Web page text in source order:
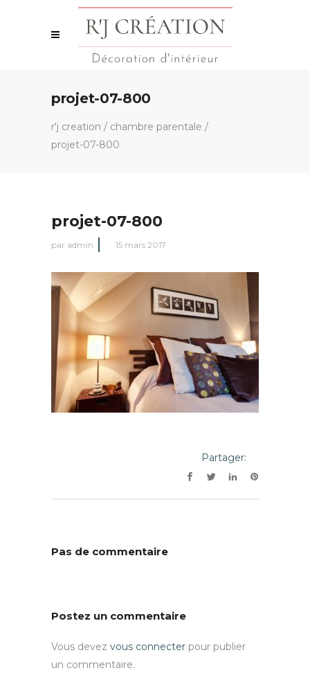
projet-07-800
r'j creation / chambre parentale /
projet-07-800
projet-07-800
par admin 15 mars 2017
Partager:
Pas de commentaire
Postez un commentaire
Vous devez vous connecter pour publier
un commentaire.